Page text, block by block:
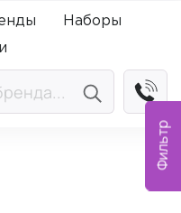
Фильтр
Наборы